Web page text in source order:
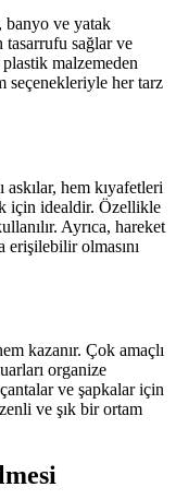
banyo ve yatak
tasarrufu sağlar ve
malzemeden
seçenekleriyle her tarz
hem kıyafetleri
için idealdir. Özellikle
Ayrıca, hareket
olmasını
kazanır. Çok amaçlı
organize
ve şapkalar için
ve şık bir ortam